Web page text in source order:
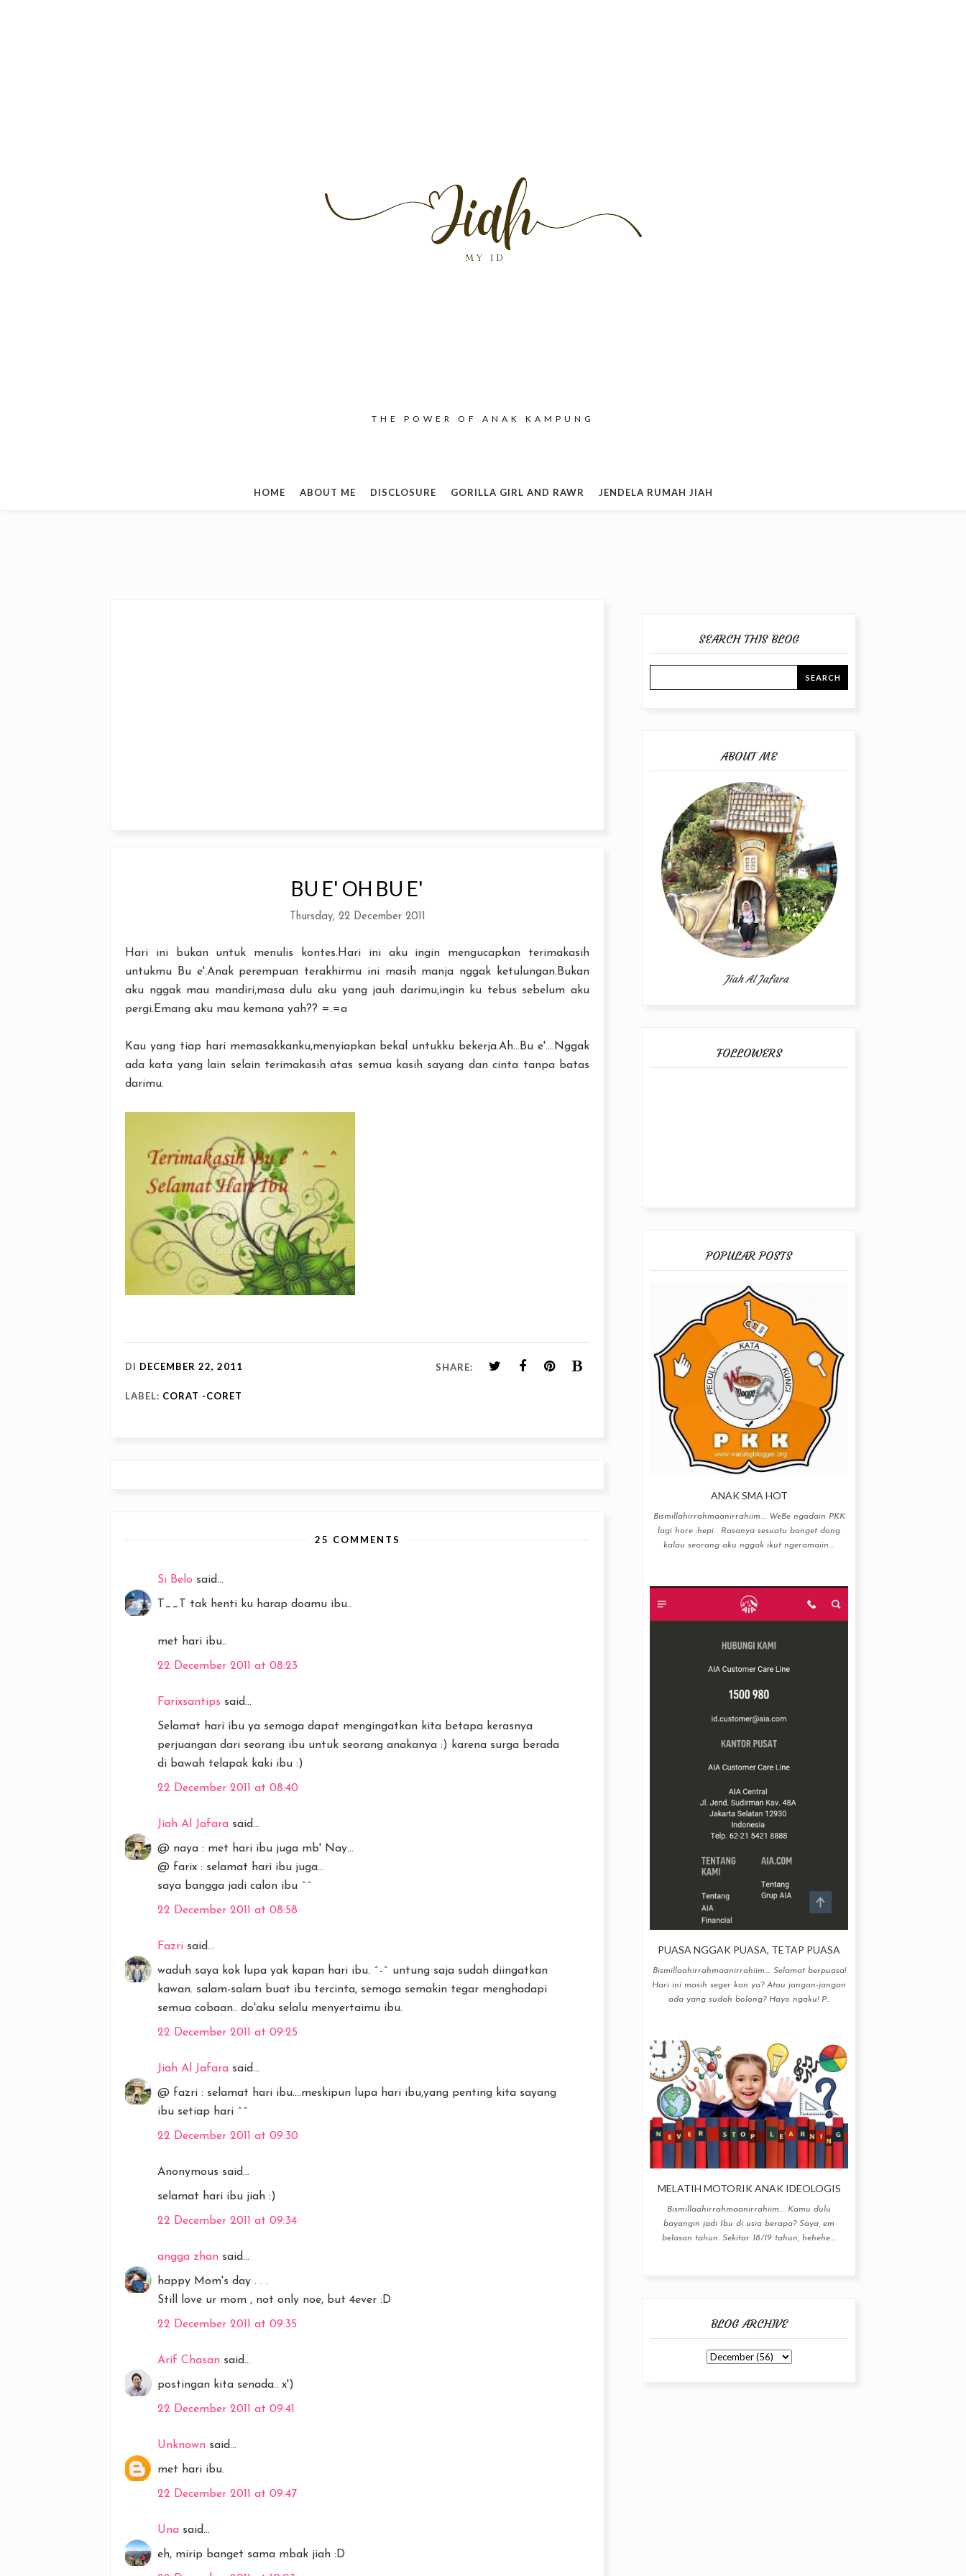
THE POWER OF ANAK KAMPUNG
HOME ABOUT ME DISCLOSURE GORILLA GIRL AND RAWR JENDELA RUMAH JIAH
BU E' OH BU E'
Thursday, 22 December 2011
Hari ini bukan untuk menulis kontes.Hari ini aku ingin mengucapkan terimakasih
untukmu Bu e'.Anak perempuan terakhirmu ini masih manja nggak ketulungan.Bukan
aku nggak mau mandiri,masa dulu aku yang jauh darimu,ingin ku tebus sebelum aku
pergi.Emang aku mau kemana yah?? =.=a
Kau yang tiap hari memasakkanku,menyiapkan bekal untukku bekerja.Ah...Bu e'....Nggak
ada kata yang lain selain terimakasih atas semua kasih sayang dan cinta tanpa batas
darimu.
DI DECEMBER 22, 2011 SHARE:
LABEL: CORAT -CORET
25 COMMENTS
Si Belo said...
T__T tak henti ku harap doamu ibu..
met hari ibu..
22 December 2011 at 08:23
Farixsantips said...
Selamat hari ibu ya semoga dapat mengingatkan kita betapa kerasnya
perjuangan dari seorang ibu untuk seorang anakanya :) karena surga berada
di bawah telapak kaki ibu :)
22 December 2011 at 08:40
Jiah Al Jafara said...
@ naya : met hari ibu juga mb' Nay...
@ farix : selamat hari ibu juga...
saya bangga jadi calon ibu ^^
22 December 2011 at 08:58
Fazri said...
waduh saya kok lupa yak kapan hari ibu. ^-^ untung saja sudah diingatkan
kawan. salam-salam buat ibu tercinta, semoga semakin tegar menghadapi
semua cobaan.. do'aku selalu menyertaimu ibu.
22 December 2011 at 09:25
Jiah Al Jafara said...
@ fazri : selamat hari ibu....meskipun lupa hari ibu,yang penting kita sayang
ibu setiap hari ^^
22 December 2011 at 09:30
Anonymous said...
selamat hari ibu jiah :)
22 December 2011 at 09:34
angga zhan said...
happy Mom's day . . .
Still love ur mom , not only noe, but 4ever :D
22 December 2011 at 09:35
Arif Chasan said...
postingan kita senada.. x')
22 December 2011 at 09:41
Unknown said...
met hari ibu.
22 December 2011 at 09:47
Una said...
eh, mirip banget sama mbak jiah :D
SEARCH THIS BLOG
ABOUT ME
Jiah Al Jafara
FOLLOWERS
POPULAR POSTS
ANAK SMA HOT
Bismillahirrahmaanirrahiim…. WeBe ngadain PKK
lagi hore :hepi . Rasanya sesuatu banget dong
kalau seorang aku nggak ikut ngeramaiin....
PUASA NGGAK PUASA, TETAP PUASA
Bismillaahirrahmaanirrahiim.... Selamat berpuasa!
Hari ini masih seger kan ya? Atau jangan-jangan
ada yang sudah bolong? Hayo ngaku! P...
MELATIH MOTORIK ANAK IDEOLOGIS
Bismillaahirrahmaanirrahiim.... Kamu dulu
bayangin jadi Ibu di usia berapa? Saya, em
belasan tahun. Sekitar 18/19 tahun, hehehe....
BLOG ARCHIVE